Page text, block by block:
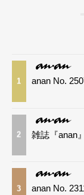
1 anan No.
2 雑誌『anan
3 anan No.